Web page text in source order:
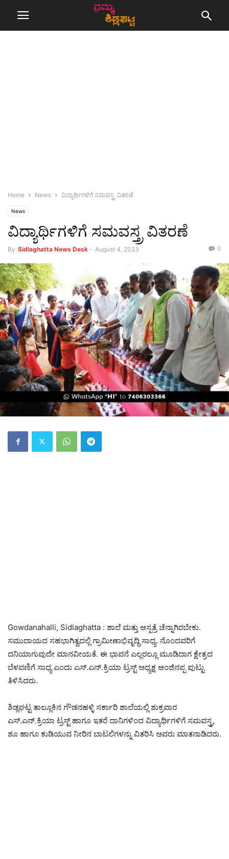
Home News ವಿದ್ಯಾರ್ಥಿಗಳಿಗೆ ಸಮವಸ್ತ್ರ ವಿತರಣೆ
News
ವಿದ್ಯಾರ್ಥಿಗಳಿಗೆ ಸಮವಸ್ತ್ರ ವಿತರಣೆ
By Sidlaghatta News Desk - August 4, 2023 0
Gowdanahalli, Sidlaghatta : ಶಾಲೆ ಮತ್ತು ಆಸ್ಪತ್ರೆ ಚೆನ್ನಾಗಿರಬೇಕು.
ಸಮುದಾಯದ ಸಹಭಾಗಿತ್ವದಲ್ಲಿ ಗ್ರಾಮೀಣಾಭಿವೃದ್ಧಿ ಸಾಧ್ಯ. ನೊಂದವರಿಗೆ
ದನಿಯಾಗುವುದೇ ಮಾನವೀಯತೆ. ಈ ಭಾವನೆ ಎಲ್ಲರಲ್ಲೂ ಮೂಡಿದಾಗ ಕ್ಷೇತ್ರದ
ಬೆಳವಣಿಗೆ ಸಾಧ್ಯ ಎಂದು ಎಸ್.ಎನ್.ಕ್ರಿಯಾ ಟ್ರಸ್ಟ್ ಅಧ್ಯಕ್ಷ ಆಂಜಿನಪ್ಪ ಪುಟ್ಟು
ತಿಳಿಸಿದರು.
ಶಿಡ್ಲಘಟ್ಟ ತಾಲ್ಲೂಕಿನ ಗೌಡನಹಳ್ಳಿ ಸರ್ಕಾರಿ ಶಾಲೆಯಲ್ಲಿ ಶುಕ್ರವಾರ
ಎಸ್.ಎನ್.ಕ್ರಿಯಾ ಟ್ರಸ್ಟ್ ಹಾಗೂ ಇತರೆ ದಾನಿಗಳಿಂದ ವಿದ್ಯಾರ್ಥಿಗಳಿಗೆ ಸಮವಸ್ತ್ರ,
ಶೂ ಹಾಗೂ ಕುಡಿಯುವ ನೀರಿನ ಬಾಟಲಿಗಳನ್ನು ವಿತರಿಸಿ ಅವರು ಮಾತನಾಡಿದರು.